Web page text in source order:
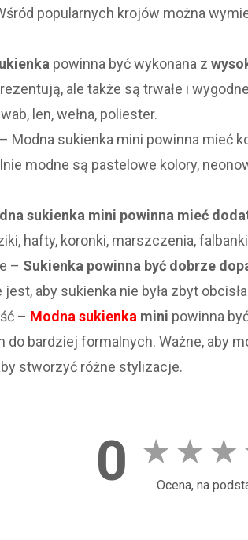
popularnych krojów można
powinna być wykonana z
ale także są trwałe i
len, wełna, poliester.
Modna sukienka mini powinna mieć
modne są pastelowe kolory,
sukienka mini powinna mieć
hafty, koronki, marszczenia,
– Sukienka powinna być dobrze
jest, aby sukienka nie była zbyt
– Modna sukienka mini powinna
do bardziej formalnych. Ważne, aby
stworzyć różne stylizacje.
0 ★ ★ ★
Ocena, na